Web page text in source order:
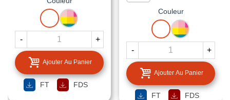
BLANCMISE
A
TEINTE
- +
Ajouter Au Panier
FT FDS
Couleur
BLANCMISE
A
TEINTE
- +
Ajouter Au Panier
FT FDS